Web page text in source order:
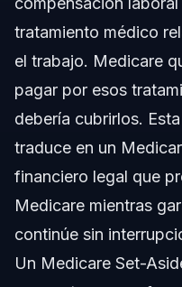
tratamiento médico
el trabajo. Medicare
pagar por esos
debería cubrirlos.
traduce en un
financiero legal que
Medicare mientras
continúe sin
Un Medicare Set-